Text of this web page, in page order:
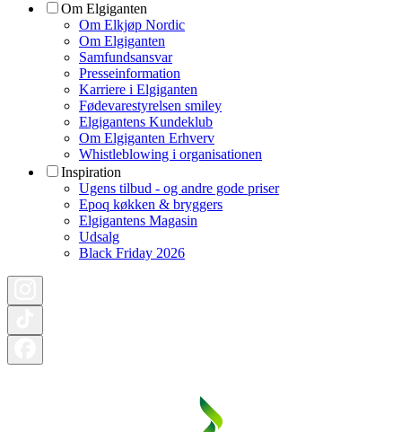
Om Elgiganten
Om Elkjøp Nordic
Om Elgiganten
Samfundsansvar
Presseinformation
Karriere i Elgiganten
Fødevarestyrelsen smiley
Elgigantens Kundeklub
Om Elgiganten Erhverv
Whistleblowing i organisationen
Inspiration
Ugens tilbud - og andre gode priser
Epoq køkken & bryggers
Elgigantens Magasin
Udsalg
Black Friday 2026